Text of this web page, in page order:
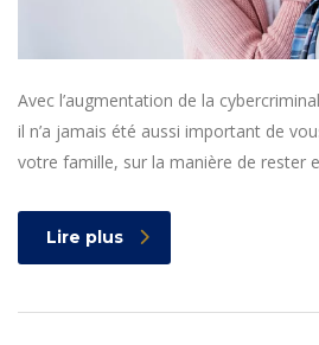
Avec l’augmentation de la
il n’a jamais été aussi important de
votre famille, sur la manière de rester
Lire plus